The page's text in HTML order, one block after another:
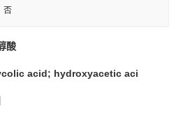
否
酸
acid; hydroxyacetic aci